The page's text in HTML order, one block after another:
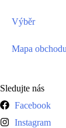
Výběr
Mapa obchodu
Sledujte nás
Facebook
Instagram